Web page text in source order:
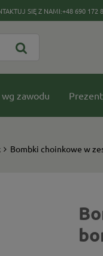
SIĘ Z NAMI:+48 690 172
zawodu
Bombki choinkowe w